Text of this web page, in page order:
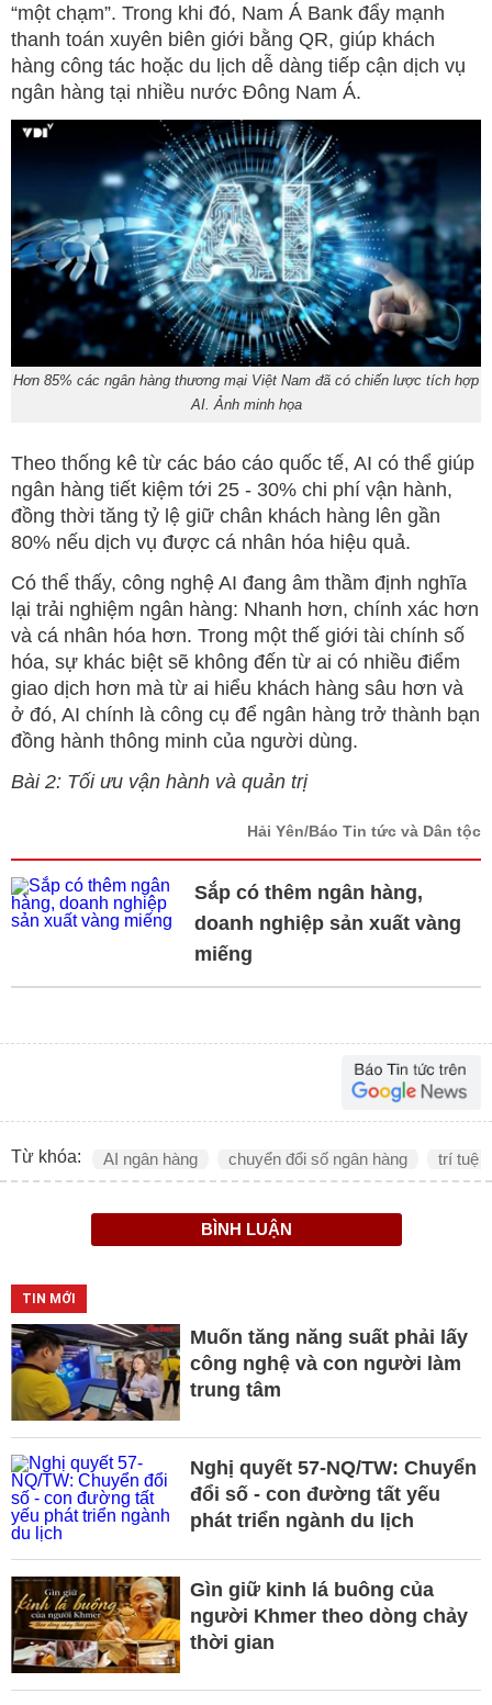
“một chạm”. Trong khi đó, Nam Á Bank đẩy mạnh
thanh toán xuyên biên giới bằng QR, giúp khách
hàng công tác hoặc du lịch dễ dàng tiếp cận dịch vụ
ngân hàng tại nhiều nước Đông Nam Á.
Hơn 85% các ngân hàng thương mại Việt Nam đã có chiến lược tích hợp
AI. Ảnh minh họa
Theo thống kê từ các báo cáo quốc tế, AI có thể giúp
ngân hàng tiết kiệm tới 25 - 30% chi phí vận hành,
đồng thời tăng tỷ lệ giữ chân khách hàng lên gần
80% nếu dịch vụ được cá nhân hóa hiệu quả.
Có thể thấy, công nghệ AI đang âm thầm định nghĩa
lại trải nghiệm ngân hàng: Nhanh hơn, chính xác hơn
và cá nhân hóa hơn. Trong một thế giới tài chính số
hóa, sự khác biệt sẽ không đến từ ai có nhiều điểm
giao dịch hơn mà từ ai hiểu khách hàng sâu hơn và
ở đó, AI chính là công cụ để ngân hàng trở thành bạn
đồng hành thông minh của người dùng.
Bài 2: Tối ưu vận hành và quản trị
Hải Yên/Báo Tin tức và Dân tộc
Sắp có thêm ngân hàng,
doanh nghiệp sản xuất vàng
miếng
Từ khóa: AI ngân hàng chuyển đổi số ngân hàng trí tuệ
BÌNH LUẬN
TIN MỚI
Muốn tăng năng suất phải lấy
công nghệ và con người làm
trung tâm
Nghị quyết 57-NQ/TW: Chuyển
đổi số - con đường tất yếu
phát triển ngành du lịch
Gìn giữ kinh lá buông của
người Khmer theo dòng chảy
thời gian